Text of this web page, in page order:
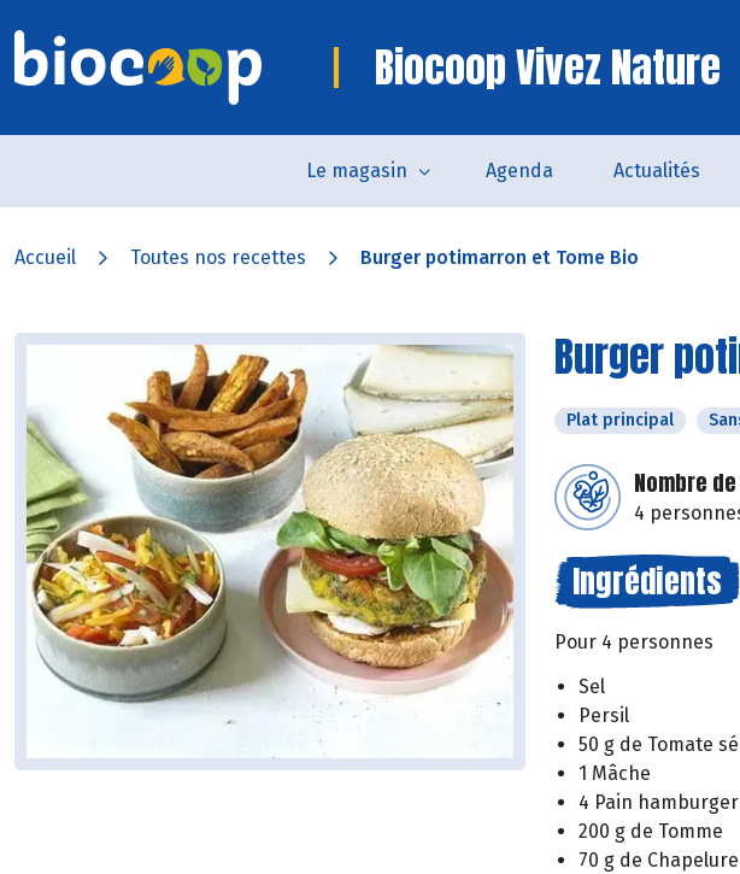
Biocoop Vivez Nature
Le magasin Agenda Actualités
Accueil Toutes nos recettes Burger potimarron et Tome Bio
Burger
Plat principal
Nombre
4
Ingrédients
Pour 4 personnes
Sel
Persil
50 g de Tomate
1 Mâche
4 Pain hamburger
200 g de Tomme
70 g de Chapelure